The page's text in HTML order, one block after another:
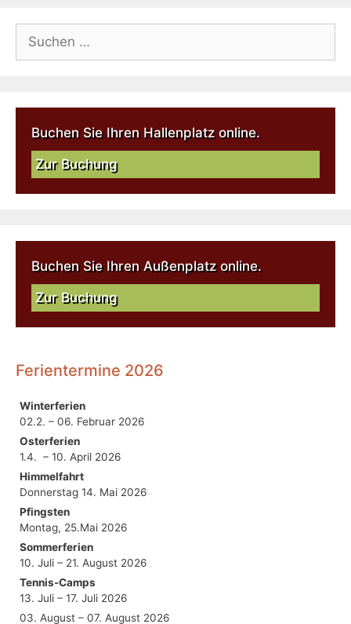
Buchen Sie Ihren Hallenplatz online.
Zur Buchung
Buchen Sie Ihren Außenplatz online.
Zur Buchung
Ferientermine 2026
Winterferien
02.2. – 06. Februar 2026
Osterferien
1.4. – 10. April 2026
Himmelfahrt
Donnerstag 14. Mai 2026
Pfingsten
Montag, 25.Mai 2026
Sommerferien
10. Juli – 21. August 2026
Tennis-Camps
13. Juli – 17. Juli 2026
03. August – 07. August 2026